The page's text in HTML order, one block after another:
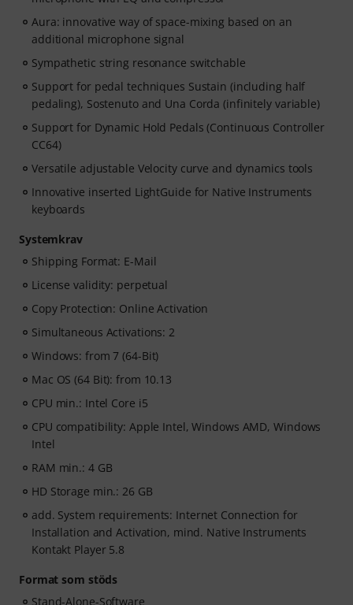
Aura: innovative way of space-mixing based on an
additional microphone signal
Sympathetic string resonance switchable
Support for pedal techniques Sustain (including half
pedaling), Sostenuto and Una Corda (infinitely variable)
Support for Dynamic Hold Pedals (Continuous Controller
CC64)
Versatile adjustable Velocity curve and dynamics tools
Innovative inserted LightGuide for Native Instruments
keyboards
Systemkrav
Shipping Format: E-Mail
License validity: perpetual
Copy Protection: Online Activation
Simultaneous Activations: 2
Windows: from 7 (64-Bit)
Mac OS (64 Bit): from 10.13
CPU min.: Intel Core i5
CPU compatibility: Apple Intel, Windows AMD, Windows
Intel
RAM min.: 4 GB
HD Storage min.: 26 GB
add. System requirements: Internet Connection for
Installation and Activation, mind. Native Instruments
Kontakt Player 5.8
Format som stöds
Stand-Alone-Software